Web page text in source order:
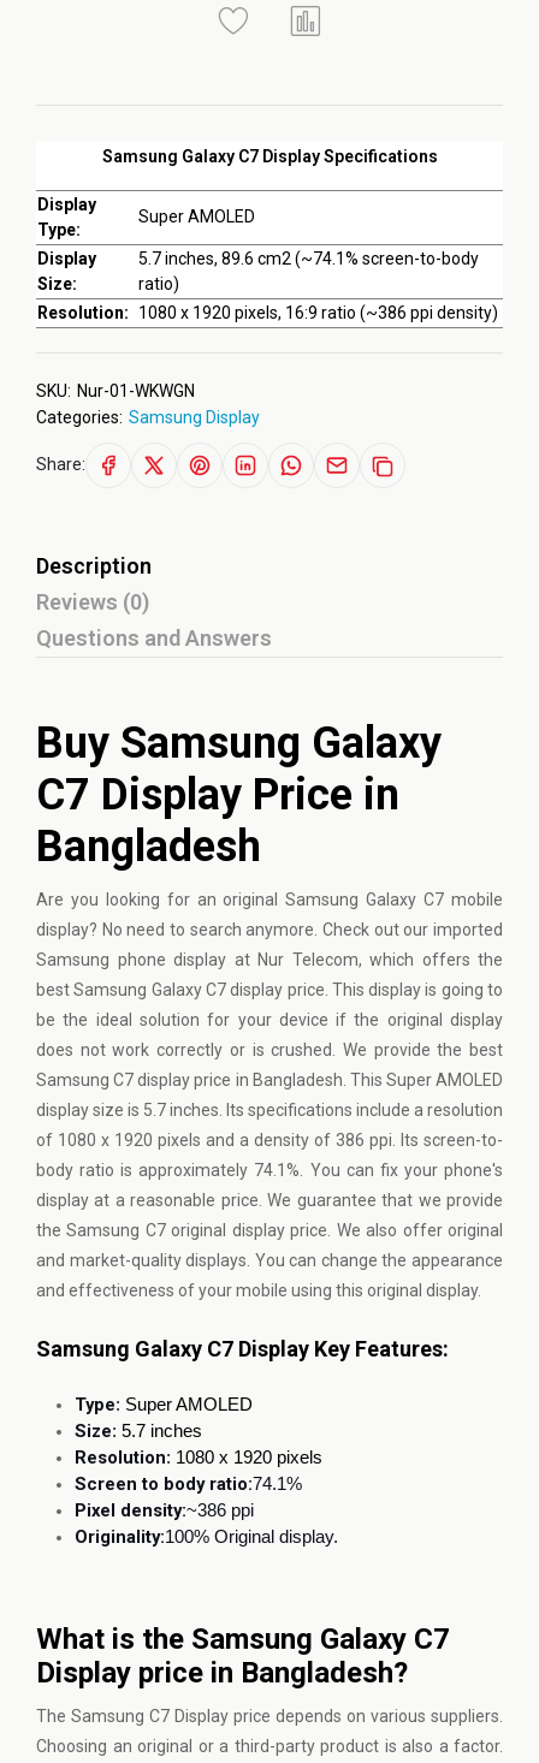
Samsung Galaxy C7 Display Specifications
Display
Type:
Super AMOLED
Display
Size:
5.7 inches, 89.6 cm2 (~74.1% screen-to-body
ratio)
Resolution:
1080 x 1920 pixels, 16:9 ratio (~386 ppi density)
SKU: Nur-01-WKWGN
Categories: Samsung Display
Share:
Description
Reviews (0)
Questions and Answers
Buy Samsung Galaxy
C7 Display Price in
Bangladesh
Are you looking for an originalSamsung Galaxy C7 mobile
display? No need to search anymore. Check out our imported
Samsung phone display at Nur Telecom, which offers the
best Samsung Galaxy C7 display price. This display is going to
be the ideal solution for your device if the original display
does not work correctly or is crushed. We provide the best
Samsung C7 display price in Bangladesh. This Super AMOLED
display size is 5.7 inches. Its specifications include a resolution
of 1080 x 1920 pixels and a density of 386 ppi. Its screen-to-
body ratio is approximately 74.1%. You can fix your phone's
display at a reasonable price. We guarantee that we provide
the Samsung C7 original display price. We also offer original
and market-quality displays. You can change the appearance
and effectiveness of your mobile using this original display.
Samsung Galaxy C7 Display Key Features:
Type: Super AMOLED
Size: 5.7 inches
Resolution: 1080 x 1920 pixels
Screen to body ratio:74.1%
Pixel density:~386 ppi
Originality:100% Original display.
What is the Samsung Galaxy C7
Display price in Bangladesh?
The Samsung C7 Display price depends on various suppliers.
Choosing an original or a third-party product is also a factor.